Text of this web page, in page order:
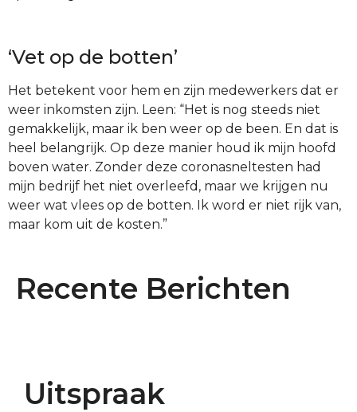
‘Vet op de botten’
Het betekent voor hem en zijn medewerkers dat er
weer inkomsten zijn. Leen: “Het is nog steeds niet
gemakkelijk, maar ik ben weer op de been. En dat is
heel belangrijk. Op deze manier houd ik mijn hoofd
boven water. Zonder deze coronasneltesten had
mijn bedrijf het niet overleefd, maar we krijgen nu
weer wat vlees op de botten. Ik word er niet rijk van,
maar kom uit de kosten.”
Recente Berichten
Uitspraak